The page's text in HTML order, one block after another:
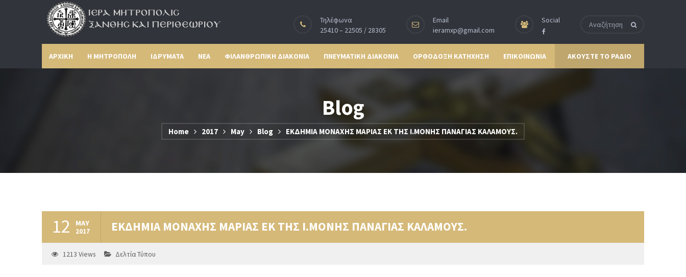
Τηλέφωνα
25410 – 22505 / 28305
Email
ieramxp@gmail.com
Social
ΑΡΧΙΚΗ Η ΜΗΤΡΟΠΟΛΗ ΙΔΡΥΜΑΤΑ ΝΕΑ ΦΙΛΑΝΘΡΩΠΙΚΗ ΔΙΑΚΟΝΙΑ ΠΝΕΥΜΑΤΙΚΗ ΔΙΑΚΟΝΙΑ ΟΡΘΟΔΟΞΗ ΚΑΤΗΧΗΣΗ ΕΠΙΚΟΙΝΩΝΙΑ ΑΚΟΥΣΤΕ ΤΟ ΡΑΔΙΟ
Blog
Home 2017 May Blog ΕΚΔΗΜΙΑ ΜΟΝΑΧΗΣ ΜΑΡΙΑΣ ΕΚ ΤΗΣ Ι.ΜΟΝΗΣ ΠΑΝΑΓΙΑΣ ΚΑΛΑΜΟΥΣ.
12 MAY
2017 ΕΚΔΗΜΙΑ ΜΟΝΑΧΗΣ ΜΑΡΙΑΣ ΕΚ ΤΗΣ Ι.ΜΟΝΗΣ ΠΑΝΑΓΙΑΣ ΚΑΛΑΜΟΥΣ.
1213 Views Δελτία Τύπου